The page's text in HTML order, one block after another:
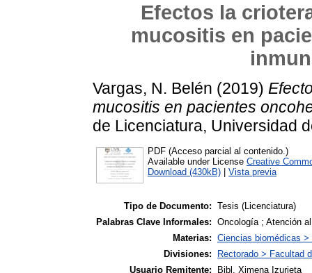
Efectos la
mucositis en
Vargas, N. Belén (2019)
mucositis en pacientes
de Licenciatura, Universidad
PDF (Acceso parcial al contenido.)
Available under License Creative
Download (430kB)
Vista previa
Tipo de Documento: Tesis (Licenciatura)
Palabras Clave Informales: Oncología ; Atención
Materias: Ciencias biomédicas >
Divisiones:
Rectorado > Facultad
Usuario Remitente:
Bibl. Ximena Izurieta